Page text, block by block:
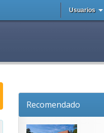
Usuarios
Recomendado